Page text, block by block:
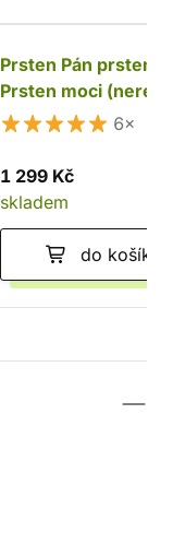
Prsten Pán prstenů
Prsten moci (nerez)
6×
1 299 Kč
skladem
do košíku